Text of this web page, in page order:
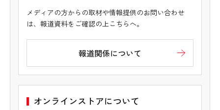
メディアの方からの取材や情報提供のお問い合わせ
は、報道資料をご確認の上こちらへ。
報道関係について
オンラインストアについて